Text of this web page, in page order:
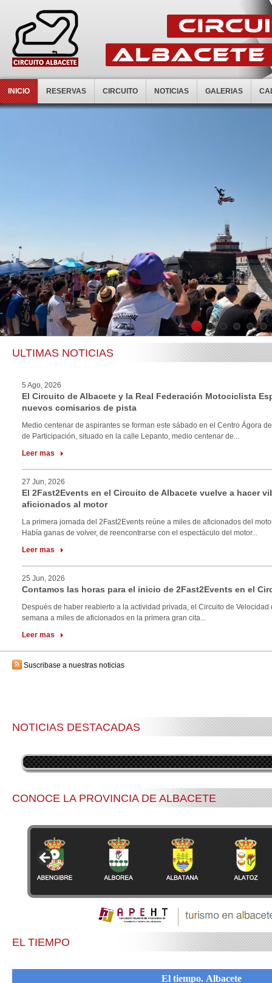
INICIO RESERVAS CIRCUITO NOTICIAS GALERIAS
1 2 3 4 5 6
ULTIMAS NOTICIAS
5 Ago, 2026
El Circuito de Albacete y la Real Federación Motociclista
nuevos comisarios de pista
Medio centenar de aspirantes se forman este sábado en el Centro Ágora
de Participación, situado en la calle Lepanto, medio centenar de...
Leer mas
27 Jun, 2026
El 2Fast2Events en el Circuito de Albacete vuelve a hacer
aficionados al motor
La primera jornada del 2Fast2Events reúne a miles de aficionados del
Había ganas de volver, de reencontrarse con el espectáculo del motor...
Leer mas
25 Jun, 2026
Contamos las horas para el inicio de 2Fast2Events en el
Después de haber reabierto a la actividad privada, el Circuito de Velocidad
semana a miles de aficionados en la primera gran cita...
Leer mas
Suscribase a nuestras noticias
NOTICIAS DESTACADAS
CONOCE LA PROVINCIA DE ALBACETE
EL TIEMPO